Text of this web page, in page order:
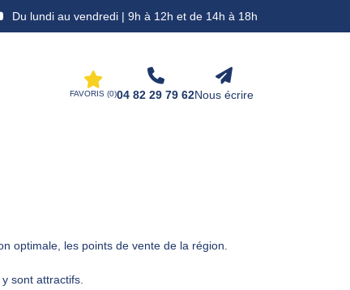
Du lundi au vendredi | 9h à 12h et de 14h à 18h
FAVORIS (0)04 82 29 79 62Nous écrire
optimale, les points de vente de la région.
sont attractifs.